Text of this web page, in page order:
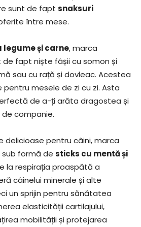
sunt de fapt snaksuri
între mese.
și carne, marca
de fapt niște fâșii cu somon și
sau cu rață și dovleac. Acestea
mesele de zi cu zi. Asta
de a-ți arăta dragostea și
companie.
delicioase pentru câini, marca
sub formă de sticks cu mentă și
la respirația proaspătă a
câinelui minerale și alte
un sprijin pentru sănătatea
elasticității cartilajului,
mobilității și protejarea